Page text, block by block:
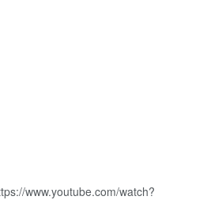
www.youtube.com/watch?